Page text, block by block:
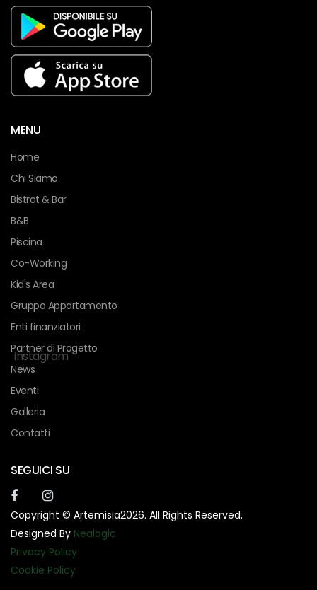
facebook
instagram
MENU
Home
Chi Siamo
Bistrot & Bar
B&B
Piscina
Co-Working
Kid's Area
Gruppo Appartamento
Enti finanziatori
Partner di Progetto
News
Eventi
Galleria
Contatti
SEGUICI SU
Copyright © Artemisia2026. All Rights Reserved.
Designed By Nealogic
Privacy Policy
Cookie Policy